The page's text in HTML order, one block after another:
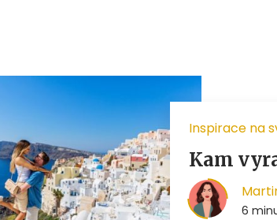
Inspirace na
Kam
6